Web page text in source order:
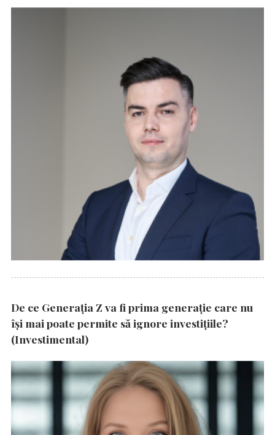
De ce Generația Z va fi prima generație care nu
își mai poate permite să ignore investițiile?
(Investimental)